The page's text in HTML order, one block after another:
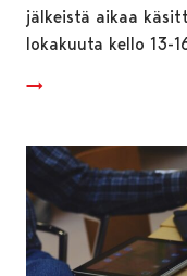
jälkeistä aikaa
lokakuuta kello 13-